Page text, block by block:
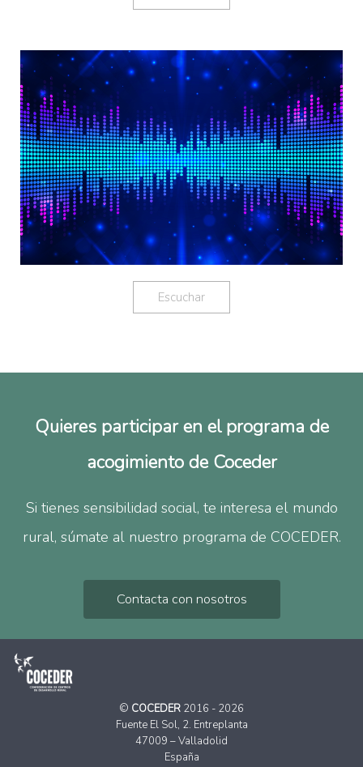
Escuchar
Quieres participar en el programa de
acogimiento de Coceder
Si tienes sensibilidad social, te interesa el mundo
rural, súmate al nuestro programa de COCEDER.
Contacta con nosotros
© COCEDER 2016 - 2026
Fuente El Sol, 2. Entreplanta
47009 – Valladolid
España